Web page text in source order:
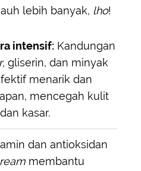
lebih banyak, lho!
intensif: Kandungan
, gliserin, dan minyak
menarik dan
mencegah kulit
kasar.
dan antioksidan
membantu